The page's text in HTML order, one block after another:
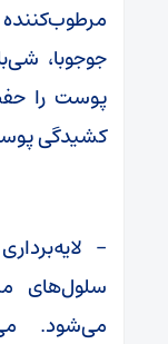
جوجوبا،
پوست را
کشیدگی
–
سلول‌های
می‌شود.